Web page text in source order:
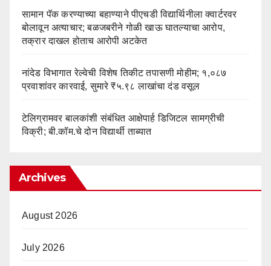
सामान पॅक करण्याच्या बहाण्याने पीएचडी विद्यार्थिनीला क्वार्टरवर
बोलावून अत्याचार; बळजबरीने गोळी खाऊ घातल्याचा आरोप,
तक्रार दाखल होताच आरोपी अटकेत
नांदेड विभागात रेल्वेची विशेष तिकीट तपासणी मोहीम; १,०८७
प्रवाशांवर कारवाई, सुमारे ₹५.९८ लाखांचा दंड वसूल
टेलिग्रामवर बालकांशी संबंधित आक्षेपार्ह डिजिटल सामग्रीची
विक्री; बी.कॉम.चे दोन विद्यार्थी ताब्यात
Archives
August 2026
July 2026